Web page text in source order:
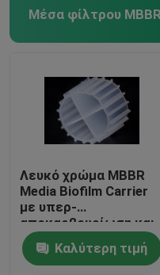
Μέσα φίλτρου βιο-
Σωρός φύλλων PVC
Μέσα φίλτρου MBBR
Λευκό χρώμα MBBR
Media Biofilm Carrier
με υπερ-
αποκαρβουρίωση και
πρωτόγονο υλικό
HDPE Καλύτερη τιμή